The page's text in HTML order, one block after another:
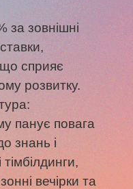
за зовнішні
сприяє
розвитку.
панує повага
знань і
вечірки та